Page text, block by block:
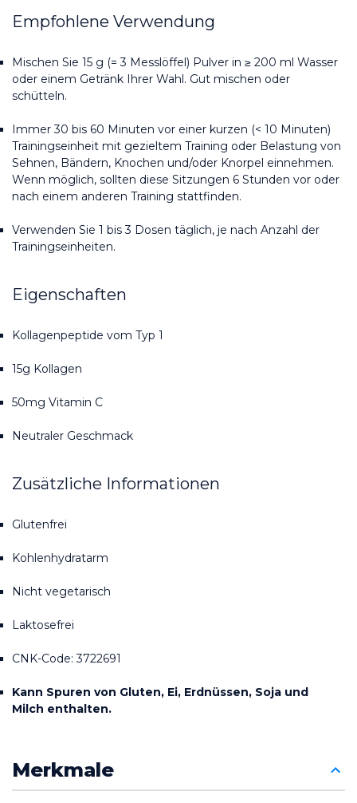
Empfohlene Verwendung
Mischen Sie 15 g (= 3 Messlöffel) Pulver in ≥ 200 ml Wasser
oder einem Getränk Ihrer Wahl. Gut mischen oder
schütteln.
Immer 30 bis 60 Minuten vor einer kurzen (< 10 Minuten)
Trainingseinheit mit gezieltem Training oder Belastung von
Sehnen, Bändern, Knochen und/oder Knorpel einnehmen.
Wenn möglich, sollten diese Sitzungen 6 Stunden vor oder
nach einem anderen Training stattfinden.
Verwenden Sie 1 bis 3 Dosen täglich, je nach Anzahl der
Trainingseinheiten.
Eigenschaften
Kollagenpeptide vom Typ 1
15g Kollagen
50mg Vitamin C
Neutraler Geschmack
Zusätzliche Informationen
Glutenfrei
Kohlenhydratarm
Nicht vegetarisch
Laktosefrei
CNK-Code: 3722691
Kann Spuren von Gluten, Ei, Erdnüssen, Soja und
Milch enthalten.
Merkmale